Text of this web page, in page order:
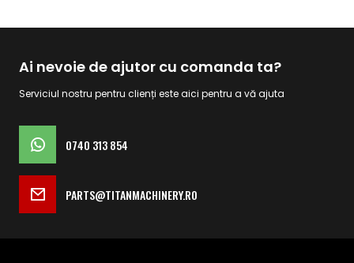
Ai nevoie de ajutor cu comanda ta?
Serviciul nostru pentru clienți este aici pentru a vă ajuta
0740 313 854
PARTS@TITANMACHINERY.RO